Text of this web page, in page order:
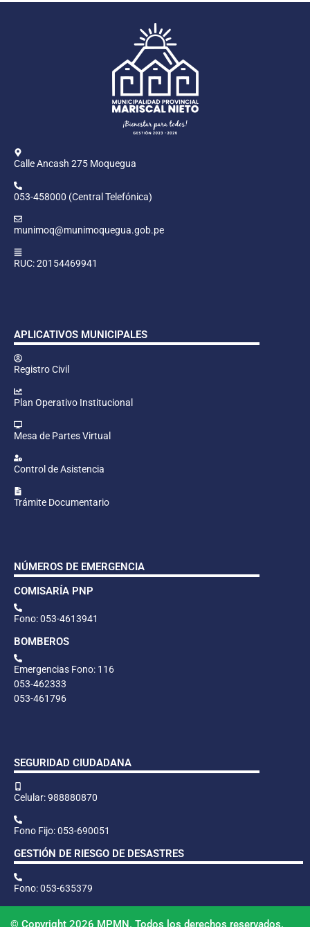
Calle Ancash 275 Moquegua
053-458000 (Central Telefónica)
munimoq@munimoquegua.gob.pe
RUC: 20154469941
APLICATIVOS MUNICIPALES
Registro Civil
Plan Operativo Institucional
Mesa de Partes Virtual
Control de Asistencia
Trámite Documentario
NÚMEROS DE EMERGENCIA
COMISARÍA PNP
Fono: 053-4613941
BOMBEROS
Emergencias Fono: 116
053-462333
053-461796
SEGURIDAD CIUDADANA
Celular: 988880870
Fono Fijo: 053-690051
GESTIÓN DE RIESGO DE DESASTRES
Fono: 053-635379
© Copyright 2026 MPMN. Todos los derechos reservados.